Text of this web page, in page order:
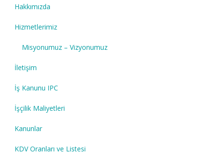
Hakkımızda
Hizmetlerimiz
Misyonumuz – Vizyonumuz
İletişim
İş Kanunu IPC
İşçilik Maliyetleri
Kanunlar
KDV Oranları ve Listesi